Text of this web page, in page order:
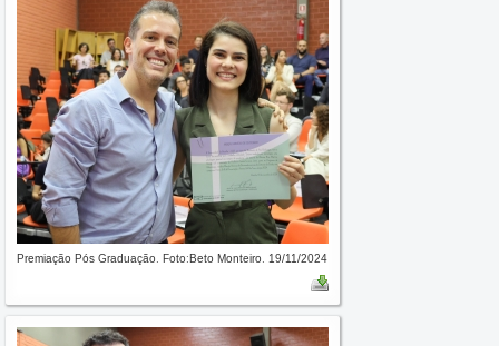
Premiação Pós Graduação. Foto:Beto Monteiro. 19/11/2024